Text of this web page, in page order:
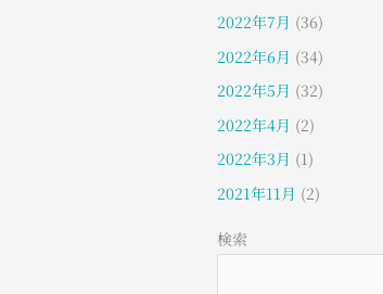
2022年7月 (36)
2022年6月 (34)
2022年5月 (32)
2022年4月 (2)
2022年3月 (1)
2021年11月 (2)
検索